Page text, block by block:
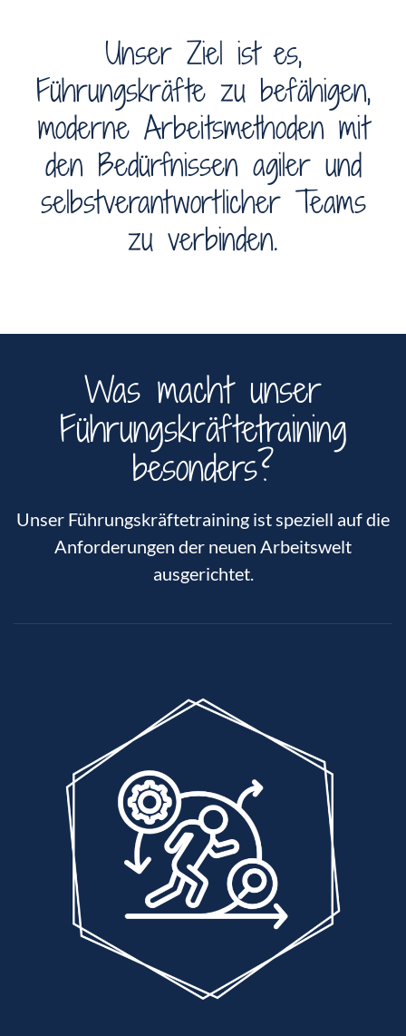
Unser Ziel ist es,
Führungskräfte zu befähigen,
moderne Arbeitsmethoden mit
den Bedürfnissen agiler und
selbstverantwortlicher Teams
zu verbinden.
Was macht unser
Führungskräftetraining
besonders?
Unser Führungskräftetraining ist speziell auf die
Anforderungen der neuen Arbeitswelt
ausgerichtet.